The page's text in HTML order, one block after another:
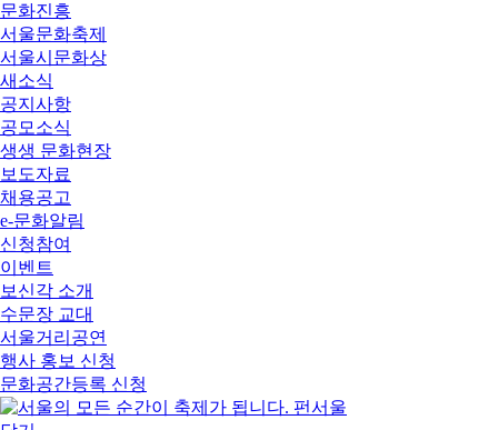
문화진흥
서울문화축제
서울시문화상
새소식
공지사항
공모소식
생생 문화현장
보도자료
채용공고
e-문화알림
신청참여
이벤트
보신각 소개
수문장 교대
서울거리공연
행사 홍보 신청
문화공간등록 신청